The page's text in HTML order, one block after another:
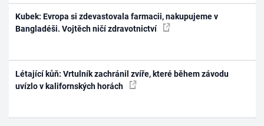
Kubek: Evropa si zdevastovala farmacii, nakupujeme v
Bangladéši. Vojtěch ničí zdravotnictví
Létající kůň: Vrtulník zachránil zvíře, které během závodu
uvízlo v kalifornských horách